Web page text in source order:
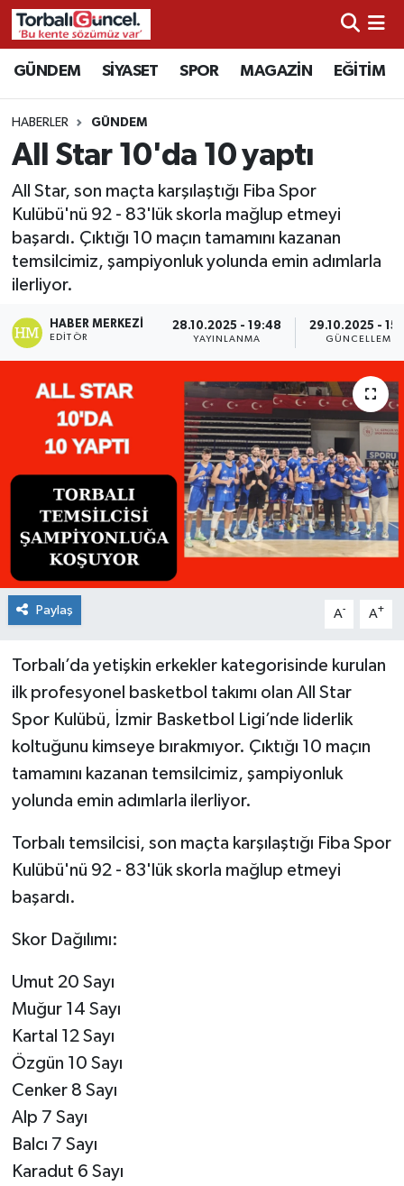
GÜNDEM SİYASET SPOR MAGAZİN EĞİTİM
HABERLER GÜNDEM
All Star 10'da 10 yaptı
All Star, son maçta karşılaştığı Fiba Spor
Kulübü'nü 92 - 83'lük skorla mağlup etmeyi
başardı. Çıktığı 10 maçın tamamını kazanan
temsilcimiz, şampiyonluk yolunda emin adımlarla
ilerliyor.
HABER MERKEZI
EDITÖR
28.10.2025 - 19:48
YAYINLANMA
29.10.2025 -
GÜNCELLEME
Paylaş A- A+
Torbalı’da yetişkin erkekler kategorisinde kurulan
ilk profesyonel basketbol takımı olan All Star
Spor Kulübü, İzmir Basketbol Ligi’nde liderlik
koltuğunu kimseye bırakmıyor. Çıktığı 10 maçın
tamamını kazanan temsilcimiz, şampiyonluk
yolunda emin adımlarla ilerliyor.
Torbalı temsilcisi, son maçta karşılaştığı Fiba Spor
Kulübü'nü 92 - 83'lük skorla mağlup etmeyi
başardı.
Skor Dağılımı:
Umut 20 Sayı
Muğur 14 Sayı
Kartal 12 Sayı
Özgün 10 Sayı
Cenker 8 Sayı
Alp 7 Sayı
Balcı 7 Sayı
Karadut 6 Sayı
İzmir Nöbetçi Eczaneler
İzmir Hava Durumu
İzmir Namaz Vakitleri
İzmir Trafik Yoğunluk Haritası
Süper Lig Puan Durumu ve Fikstür
Son Dakika Haberleri
Haber Arşivi